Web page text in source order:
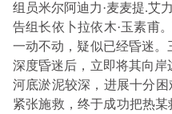
组员米尔阿迪力·麦麦提.艾
告组长依卜拉依木·玉素甫
一动不动，疑似已经昏迷
深度昏迷后，立即将其向
河底淤泥较深，进展十分
紧张施救，终于成功把热